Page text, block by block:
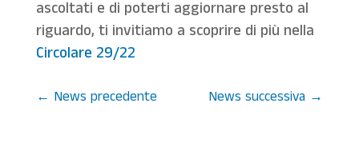
ascoltati e di poterti aggiornare presto al
riguardo, ti invitiamo a scoprire di più nella
Circolare 29/22
← News precedente News successiva →